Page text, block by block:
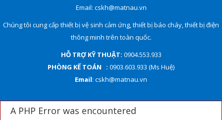
Email: cskh@matnau.vn
Chúng tôi cung cấp thiết bị vệ sinh cảm ứng, thiết bị báo cháy, thiết bị điện
thông minh trên toàn quốc.
HỖ TRỢ KỸ THUẬT: 0904.553.933
PHÒNG KẾ TOÁN : 0903.603.933 (Ms Huệ)
Email: cskh@matnau.vn
A PHP Error was encountered